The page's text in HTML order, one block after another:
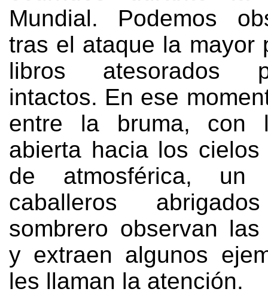
Mundial. Podemos
tras el ataque la mayor
libros atesorados
intactos. En ese
entre la bruma, con
abierta hacia los
de atmosférica, un
caballeros
sombrero observan
y extraen algunos
les llaman la atención.